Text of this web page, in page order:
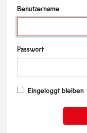
Benutzername
Passwort
Eingeloggt bleiben